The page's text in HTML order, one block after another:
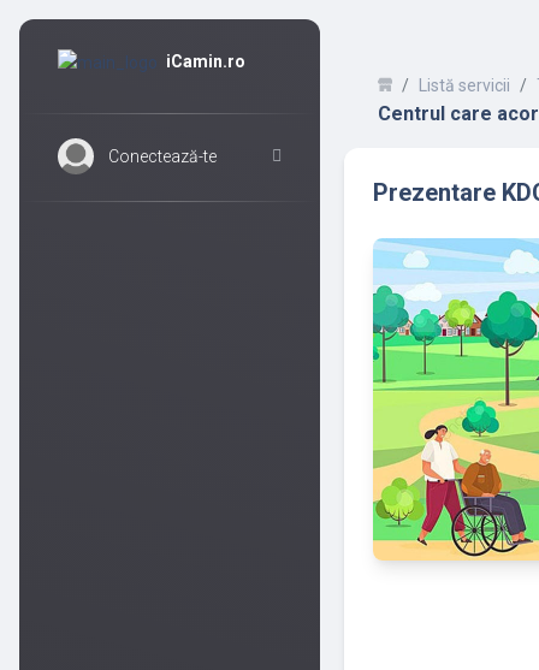
iCamin.ro
Conectează-te
Listă servicii
Centrul care
Prezentare